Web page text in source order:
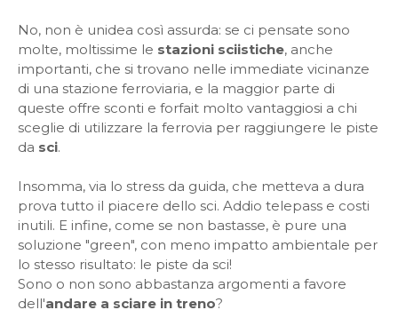
No, non è unidea così assurda: se ci pensate sono
molte, moltissime le stazioni sciistiche, anche
importanti, che si trovano nelle immediate vicinanze
di una stazione ferroviaria, e la maggior parte di
queste offre sconti e forfait molto vantaggiosi a chi
sceglie di utilizzare la ferrovia per raggiungere le piste
da sci.
Insomma, via lo stress da guida, che metteva a dura
prova tutto il piacere dello sci. Addio telepass e costi
inutili. E infine, come se non bastasse, è pure una
soluzione "green", con meno impatto ambientale per
lo stesso risultato: le piste da sci!
Sono o non sono abbastanza argomenti a favore
dell'andare a sciare in treno?